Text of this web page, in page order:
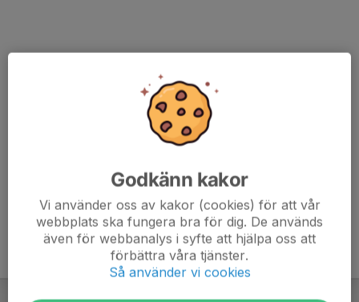
Godkänn kakor
Vi använder oss av kakor (cookies) för att vår
webbplats ska fungera bra för dig. De används
även för webbanalys i syfte att hjälpa oss att
förbättra våra tjänster.
Så använder vi cookies